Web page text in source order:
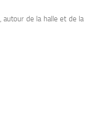
autour de la halle et de la